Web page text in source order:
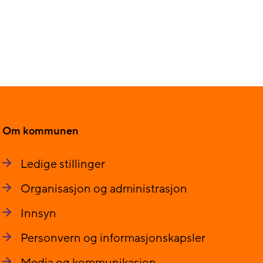
Om kommunen
Ledige stillinger
Organisasjon og administrasjon
Innsyn
Personvern og informasjonskapsler